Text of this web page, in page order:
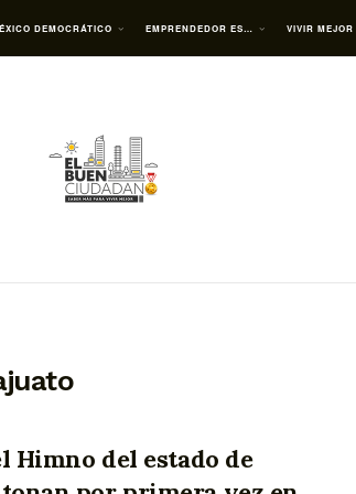
DEMOCRÁTICO EMPRENDEDOR ES… VIVIR MEJOR
Himno del estado de